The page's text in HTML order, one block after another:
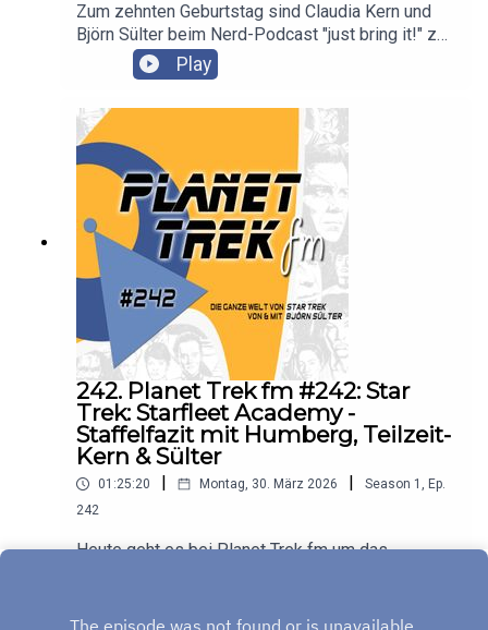
Zum zehnten Geburtstag sind Claudia Kern und
Björn Sülter beim Nerd-Podcast "just bring it!" zu
Gast und dürfen Host Volker ihre Geschichte
erzählen.
Play
242. Planet Trek fm #242: Star
Trek: Starfleet Academy -
Staffelfazit mit Humberg, Teilzeit-
Kern & Sülter
01:25:20 Montag, 30. März 2026 Season 1 , Ep.
242
Heute geht es bei Planet Trek fm um das
Kern, Christian Humberg und Björn Sülter.